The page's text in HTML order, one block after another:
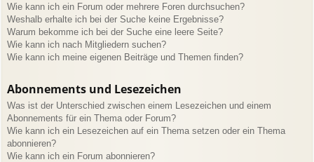
Wie kann ich ein Forum oder mehrere Foren durchsuchen?
Weshalb erhalte ich bei der Suche keine Ergebnisse?
Warum bekomme ich bei der Suche eine leere Seite?
Wie kann ich nach Mitgliedern suchen?
Wie kann ich meine eigenen Beiträge und Themen finden?
Abonnements und Lesezeichen
Was ist der Unterschied zwischen einem Lesezeichen und einem
Abonnements für ein Thema oder Forum?
Wie kann ich ein Lesezeichen auf ein Thema setzen oder ein Thema
abonnieren?
Wie kann ich ein Forum abonnieren?